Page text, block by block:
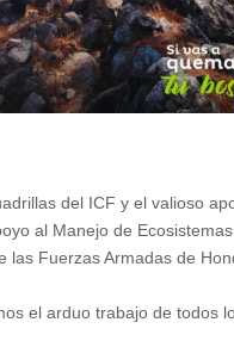
del ICF y el valioso
al Manejo de
las Fuerzas Armadas de
el arduo trabajo de todos